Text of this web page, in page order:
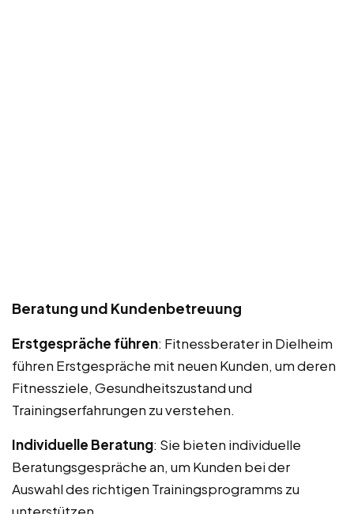
Beratung und Kundenbetreuung
Erstgespräche führen: Fitnessberater in Dielheim
führen Erstgespräche mit neuen Kunden, um deren
Fitnessziele, Gesundheitszustand und
Trainingserfahrungen zu verstehen.
Individuelle Beratung: Sie bieten individuelle
Beratungsgespräche an, um Kunden bei der
Auswahl des richtigen Trainingsprogramms zu